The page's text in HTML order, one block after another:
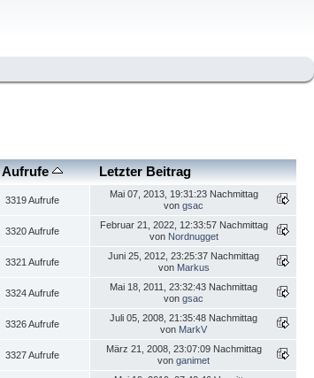
Aufrufe Letzter Beitrag
3319 Aufrufe
Mai 07, 2013, 19:31:23 Nachmittag
von gsac
3320 Aufrufe
Februar 21, 2022, 12:33:57 Nachmittag
von Nordnugget
3321 Aufrufe
Juni 25, 2012, 23:25:37 Nachmittag
von Markus
3324 Aufrufe
Mai 18, 2011, 23:32:43 Nachmittag
von gsac
3326 Aufrufe
Juli 05, 2008, 21:35:48 Nachmittag
von MarkV
3327 Aufrufe
März 21, 2008, 23:07:09 Nachmittag
von ganimet